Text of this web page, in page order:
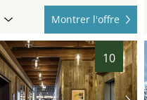
Montrer l'offre
10